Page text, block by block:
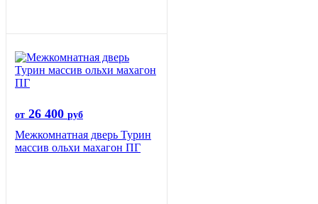
от 26 400 руб
Межкомнатная дверь Турин
массив ольхи махагон ПГ